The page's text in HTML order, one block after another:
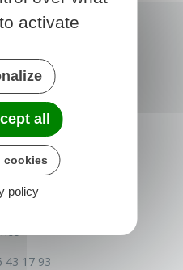
la Mairie
43 17 93
activate
all
cookies
policy